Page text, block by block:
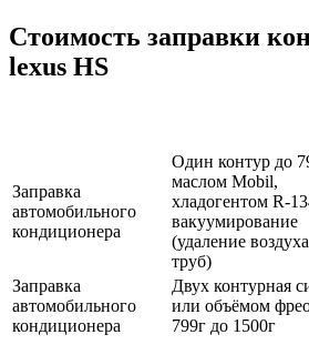
Стоимость заправки
lexus HS
Заправка
автомобильного
кондиционера
Один контур до
маслом Mobil,
хладогентом R-
вакуумирование
(удаление
труб)
Заправка
автомобильного
кондиционера
Двух контурная
или объёмом
799г до 1500г